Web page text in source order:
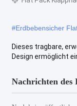
#Erdbebensicher
Dieses tragbare,
Design ermöglicht
Nachrichten des